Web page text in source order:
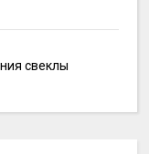
свеклы